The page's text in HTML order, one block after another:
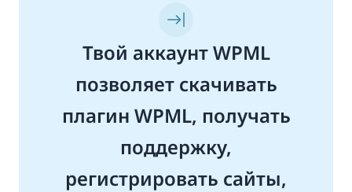
Твой аккаунт WPML
позволяет скачивать
плагин WPML, получать
поддержку,
регистрировать сайты,